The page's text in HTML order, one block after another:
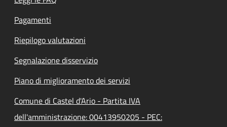
Pagamenti
Riepilogo valutazioni
Segnalazione disservizio
Piano di miglioramento dei servizi
Comune di Castel d'Ario - Partita IVA
dell'amministrazione: 00413950205 - PEC: